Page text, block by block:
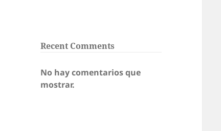
Recent Comments
No hay comentarios que
mostrar.